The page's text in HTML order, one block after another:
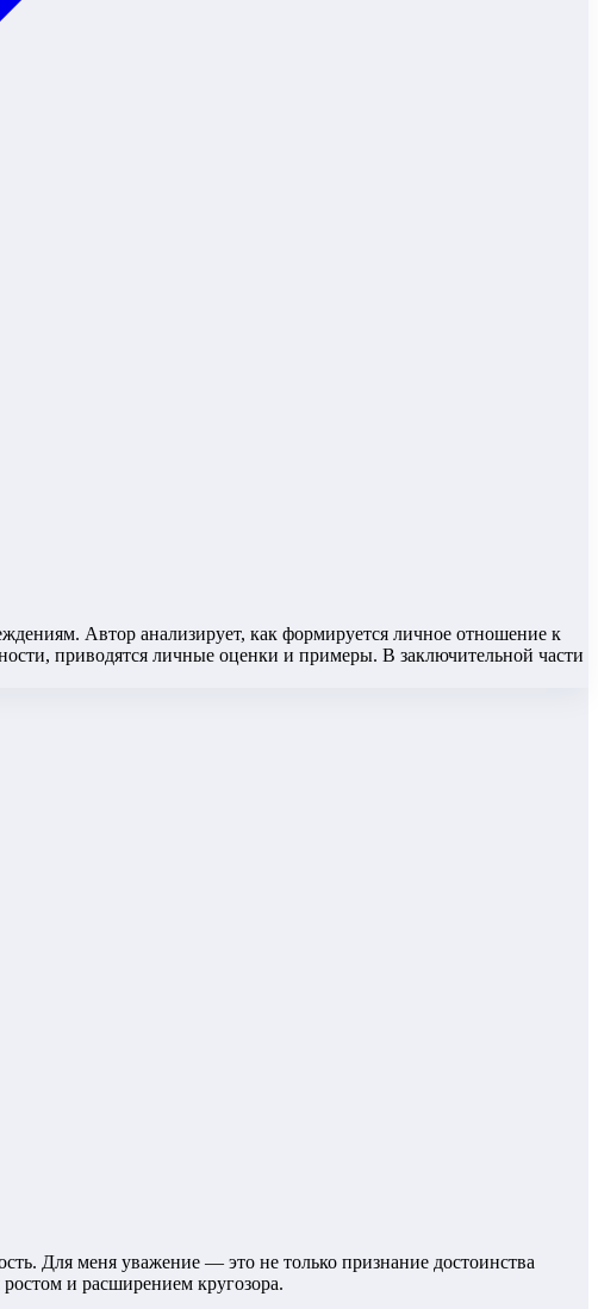
Автор анализирует, как формируется личное отношение к
приводятся личные оценки и примеры. В заключительной части
Для меня уважение — это не только признание достоинства
и расширением кругозора.